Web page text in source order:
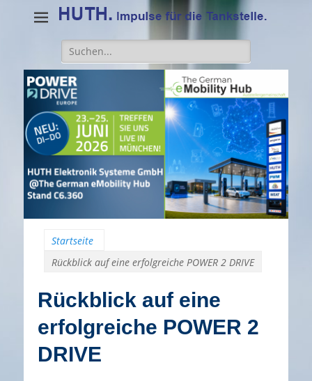
Suche
für:
Startseite
Rückblick auf eine erfolgreiche POWER 2 DRIVE
Rückblick auf eine
erfolgreiche POWER 2
DRIVE